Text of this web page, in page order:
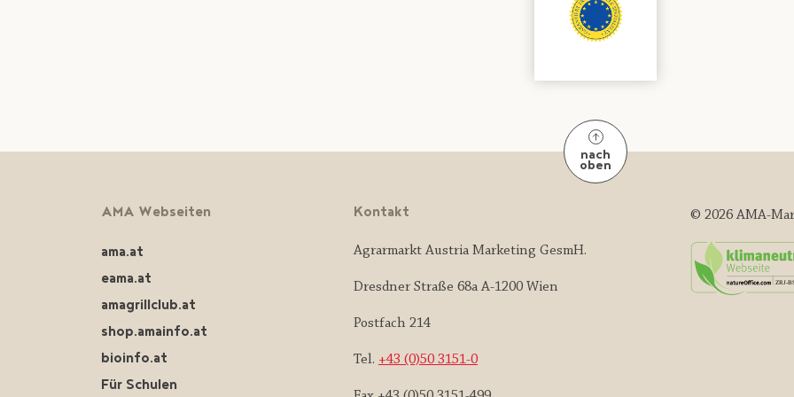
nach
oben
AMA Webseiten
ama.at
eama.at
amagrillclub.at
shop.amainfo.at
bioinfo.at
Für Schulen
Kontakt
Agrarmarkt Austria Marketing GesmH.
Dresdner Straße 68a A-1200 Wien
Postfach 214
Tel. +43 (0)50 3151-0
© 2026 AMA-